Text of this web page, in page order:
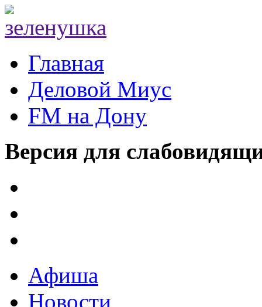
Главная
Деловой Миус
FM на Дону
Версия для
Афиша
Новости